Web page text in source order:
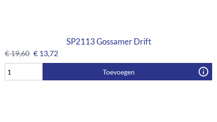
SP2113 Gossamer Drift
€19,60 € 13,72
Toevoegen